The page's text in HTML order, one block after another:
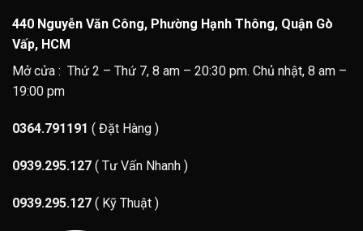
440 Nguyễn Văn Công, Phường Hạnh Thông, Quận Gò
Vấp, HCM
Mở cửa : Thứ 2 – Thứ 7, 8 am – 20:30 pm. Chủ nhật, 8 am –
19:00 pm
0364.791191 ( Đặt Hàng )
0939.295.127 ( Tư Vấn Nhanh )
0939.295.127 ( Kỹ Thuật )